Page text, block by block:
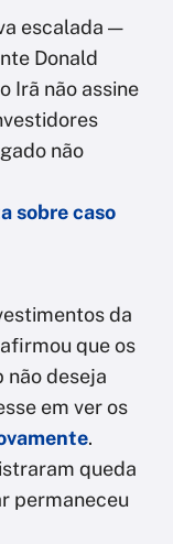
escalada —
Donald
Irã não assine
não
sobre caso
da
que os
não deseja
em ver os
.
queda
permaneceu